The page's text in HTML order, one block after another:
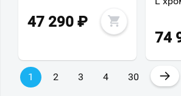
47 290 ₽
74
1 2 3 4 30 →